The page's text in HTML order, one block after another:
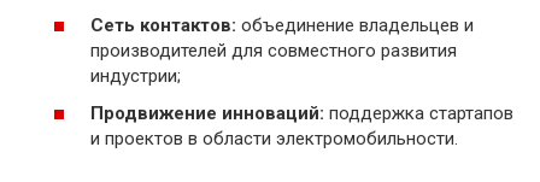
Сеть контактов: объединение владельцев и
производителей для совместного развития
индустрии;
Продвижение инноваций: поддержка стартапов
и проектов в области электромобильности.